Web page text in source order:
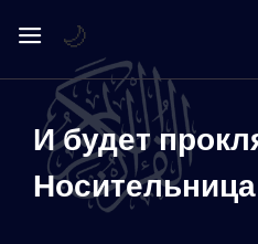
И будет
Носительница
🌙